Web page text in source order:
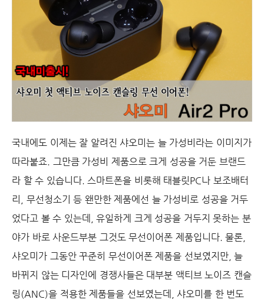
국내에도 이제는 잘 알려진 샤오미는 늘 가성비라는 이미지가
따라붙죠. 그만큼 가성비 제품으로 크게 성공을 거둔 브랜드
라 할 수 있습니다. 스마트폰을 비롯해 태블릿PC나 보조배터
리, 무선청소기 등 왠만한 제품에선 늘 가성비로 성공을 거두
었다고 볼 수 있는데, 유일하게 크게 성공을 거두지 못하는 분
야가 바로 사운드부분 그것도 무선이어폰 제품입니다. 물론,
샤오미가 그동안 꾸준히 무선이어폰 제품을 선보였지만, 늘
바뀌지 않는 디자인에 경쟁사들은 대부분 액티브 노이즈 캔슬
링(ANC)을 적용한 제품들을 선보였는데, 샤오미를 한 번도